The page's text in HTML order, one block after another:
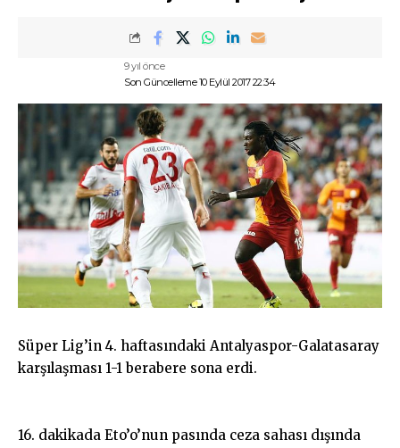
Son Güncelleme 10 Eylül 2017 22:34
9 yıl önce
Süper Lig’in 4. haftasındaki Antalyaspor-Galatasaray
karşılaşması 1-1 berabere sona erdi.
16. dakikada Eto’o’nun pasında ceza sahası dışında